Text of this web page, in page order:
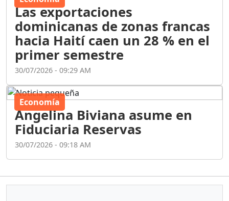
Las exportaciones
dominicanas de zonas francas
hacia Haití caen un 28 % en el
primer semestre
30/07/2026 - 09:29 AM
Economía
Angelina Biviana asume en
Fiduciaria Reservas
30/07/2026 - 09:18 AM